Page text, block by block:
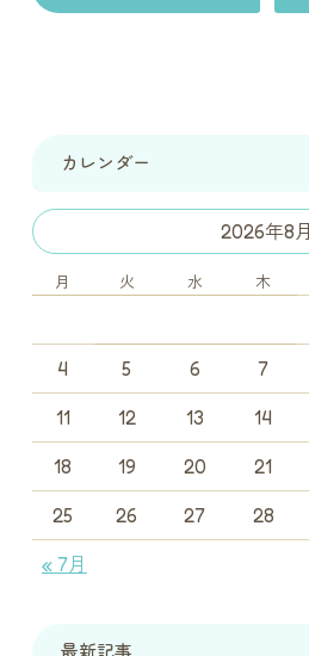
カレンダー
2026年8月
月 火 水 木
4 5 6 7
11 12 13 14
18 19 20 21
25 26 27 28
« 7月